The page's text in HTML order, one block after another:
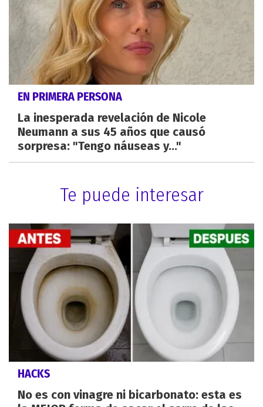
EN PRIMERA PERSONA
La inesperada revelación de Nicole
Neumann a sus 45 años que causó
sorpresa: "Tengo náuseas y..."
Te puede interesar
HACKS
No es con vinagre ni bicarbonato: esta es